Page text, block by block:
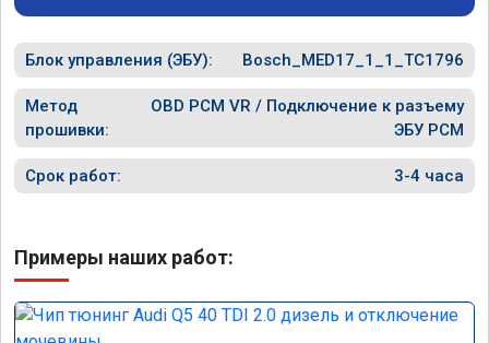
специалиста!
Блок управления (ЭБУ): Bosch_MED17_1_1_TC1796
Метод
прошивки:
OBD PCM VR / Подключение к разъему
ЭБУ PCM
Срок работ: 3-4 часа
Примеры наших работ: